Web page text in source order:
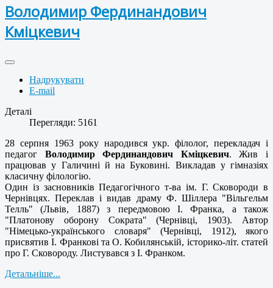
Володимир Фердинандович
Кміцкевич
Надрукувати
E-mail
Деталі
Перегляди: 5161
28 серпня 1963 року народився укр. філолог, перекладач і
педагог Володимир Фердинандович Кміцкевич. Жив і
працював у Галичині й на Буковині. Викладав у гімназіях
класичну філологію.
Один із засновників Педагогічного т-ва ім. Г. Сковороди в
Чернівцях. Переклав і видав драму Ф. Шіллера "Вільгельм
Телль" (Львів, 1887) з передмовою І. Франка, а також
"Платонову оборону Сократа" (Чернівці, 1903). Автор
"Німецько-українського словаря" (Чернівці, 1912), якого
присвятив І. Франкові та О. Кобилянській, історико-літ. статей
про Г. Сковороду. Листувався з І. Франком.
Детальніше...